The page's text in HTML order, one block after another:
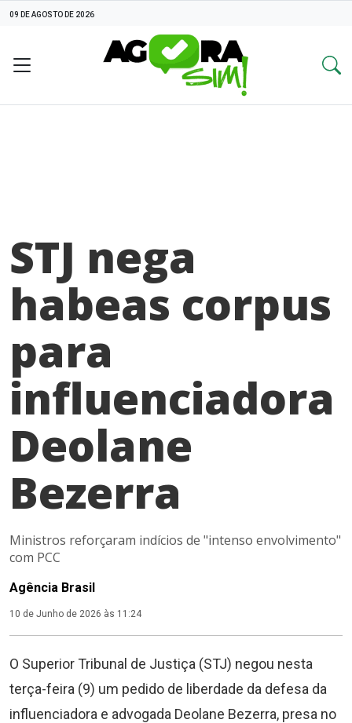
09 DE AGOSTO DE 2026
STJ nega
habeas corpus
para
influenciadora
Deolane
Bezerra
Ministros reforçaram indícios de "intenso envolvimento"
com PCC
Agência Brasil
10 de Junho de 2026 às 11:24
O Superior Tribunal de Justiça (STJ) negou nesta
terça-feira (9) um pedido de liberdade da defesa da
influenciadora e advogada Deolane Bezerra, presa no